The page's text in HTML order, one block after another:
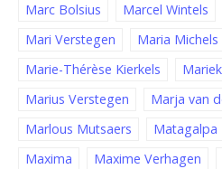
Marc Bolsius
Marcel Wintels
Mari Verstegen
Maria Michels
Marie-Thérèse Kierkels
Marius Verstegen
Marja van
Marlous Mutsaers
Matagalpa
Maxima
Maxime Verhagen